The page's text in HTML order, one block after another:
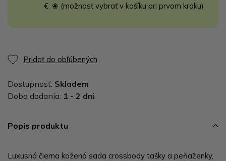
€. ❀ (možnosť vybrať v košíku pri prvom kroku)
Pridať do obľúbených
Dostupnosť: Skladem
Doba dodania: 1 - 2 dni
Popis produktu
Luxusná čierna kožená sada crossbody tašky a peňaženky,